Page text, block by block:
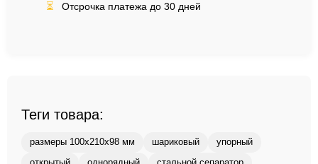
⏳ Отсрочка платежа до 30 дней
Теги товара:
размеры 100x210x98 мм шариковый упорный